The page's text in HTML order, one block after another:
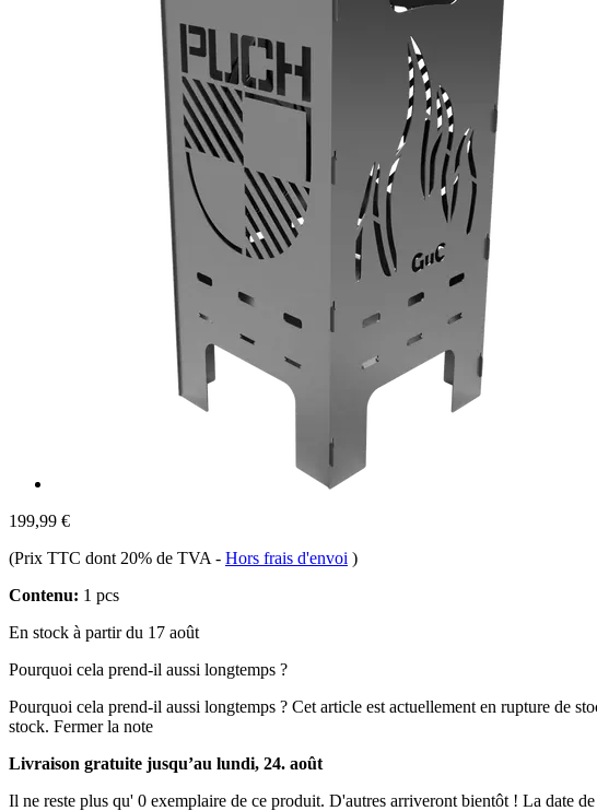
199,99 €
(Prix TTC dont 20% de TVA - Hors frais d'envoi )
Contenu: 1 pcs
En stock à partir du 17 août
Pourquoi cela prend-il aussi longtemps ?
Pourquoi cela prend-il aussi longtemps ? Cet article est actuellement en rupture de
stock. Fermer la note
Livraison gratuite jusqu’au lundi, 24. août
Il ne reste plus qu' 0 exemplaire de ce produit. D'autres arriveront bientôt ! La date